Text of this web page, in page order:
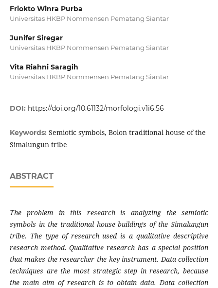
Friokto Winra Purba
Universitas HKBP Nommensen Pematang Siantar
Junifer Siregar
Universitas HKBP Nommensen Pematang Siantar
Vita Riahni Saragih
Universitas HKBP Nommensen Pematang Siantar
DOI: https://doi.org/10.61132/morfologi.v1i6.56
Keywords: Semiotic symbols, Bolon traditional house of the
Simalungun tribe
ABSTRACT
The problem in this research is analyzing the semiotic
symbols in the traditional house buildings of the Simalungun
tribe. The type of research used is a qualitative descriptive
research method. Qualitative research has a special position
that makes the researcher the key instrument. Data collection
techniques are the most strategic step in research, because
the main aim of research is to obtain data. Data collection